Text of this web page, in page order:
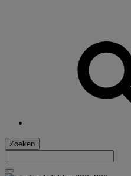
Zoeken